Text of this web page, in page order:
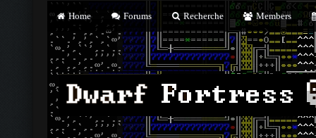
Home Forums Recherche Members